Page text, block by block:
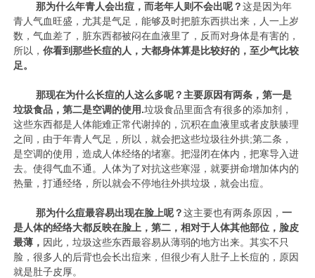
那为什么年青人会出痘，而老年人则不会出呢？这是因为年
青人气血旺盛，尤其是气足，能够及时把脏东西拱出来，人一上岁
数，气血差了，脏东西都被闷在血液里了，反而对身体是有害的，
所以，你看到那些长痘的人，大都身体算是比较好的，至少气比较
足。
那现在为什么长痘的人这么多呢？主要原因有两条，第一是
垃圾食品，第二是空调的使用.垃圾食品里面含有很多的添加剂，
这些东西都是人体能难正常代谢掉的，沉积在血液里或者皮肤腠理
之间，由于年青人气足，所以，就会把这些垃圾往外拱;第二条，
是空调的使用，造成人体经络的堵塞。把湿闭在体内，把寒导入进
去。使得气血不通。人体为了对抗这些寒湿，就要拼命增加体内的
热量，打通经络，所以就会不停地往外拱垃圾，就会出痘。
那为什么痘最容易出现在脸上呢？这主要也有两条原因，一
是人体的经络大都反映在脸上，第二，相对于人体其他部位，脸皮
最薄， 因此，垃圾这些东西最容易从薄弱的地方出来。其实不只
脸，很多人的后背也会长出痘来，但很少有人肚子上长痘的，原因
就是肚子皮厚。